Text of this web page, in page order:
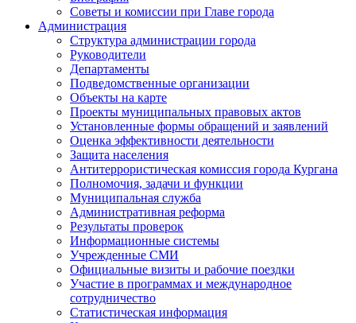
Советы и комиссии при Главе города
Администрация
Структура администрации города
Руководители
Департаменты
Подведомственные организации
Объекты на карте
Проекты муниципальных правовых актов
Установленные формы обращений и заявлений
Оценка эффективности деятельности
Защита населения
Антитеррористическая комиссия города Кургана
Полномочия, задачи и функции
Муниципальная служба
Административная реформа
Результаты проверок
Информационные системы
Учрежденные СМИ
Официальные визиты и рабочие поездки
Участие в программах и международное
сотрудничество
Статистическая информация